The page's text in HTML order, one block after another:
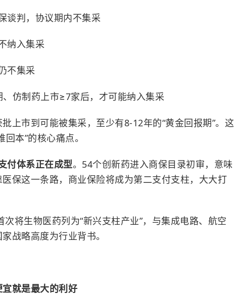
谈判，协议期内不集采
纳入集采
不集采
、仿制药上市≥7家后，才可能纳入集采
上市到可能被集采，至少有8-12年的“黄金回报期”。这
本”的核心痛点。
付体系正在成型。54个创新药进入商保目录初审，意味
保这一条路，商业保险将成为第二支付支柱，大大打
将生物医药列为“新兴支柱产业”，与集成电路、航空
战略高度为行业背书。
就是最大的利好